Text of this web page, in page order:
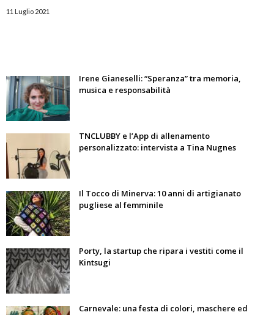
11 Luglio 2021
Irene Gianeselli: “Speranza” tra memoria,
musica e responsabilità
TNCLUBBY e l’App di allenamento
personalizzato: intervista a Tina Nugnes
Il Tocco di Minerva: 10 anni di artigianato
pugliese al femminile
Porty, la startup che ripara i vestiti come il
Kintsugi
Carnevale: una festa di colori, maschere ed